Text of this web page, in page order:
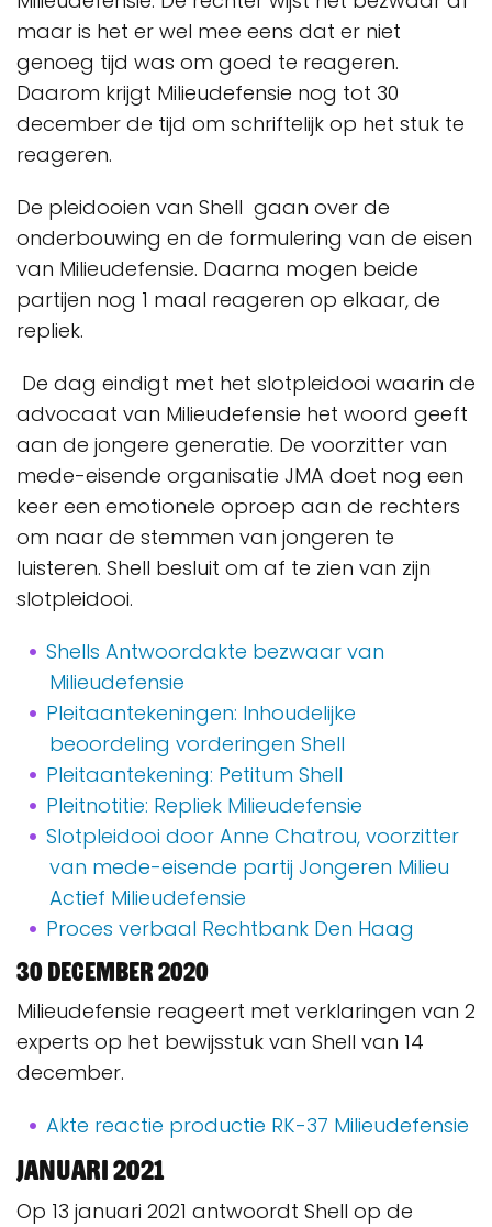
maar is het er wel mee eens dat er niet
genoeg tijd was om goed te reageren.
Daarom krijgt Milieudefensie nog tot 30
december de tijd om schriftelijk op het stuk te
reageren.
De pleidooien van Shell gaan over de
onderbouwing en de formulering van de eisen
van Milieudefensie. Daarna mogen beide
partijen nog 1 maal reageren op elkaar, de
repliek.
De dag eindigt met het slotpleidooi waarin de
advocaat van Milieudefensie het woord geeft
aan de jongere generatie. De voorzitter van
mede-eisende organisatie JMA doet nog een
keer een emotionele oproep aan de rechters
om naar de stemmen van jongeren te
luisteren. Shell besluit om af te zien van zijn
slotpleidooi.
Shells Antwoordakte bezwaar van
Milieudefensie
Pleitaantekeningen: Inhoudelijke
beoordeling vorderingen Shell
Pleitaantekening: Petitum Shell
Pleitnotitie: Repliek Milieudefensie
Slotpleidooi door Anne Chatrou, voorzitter
van mede-eisende partij Jongeren Milieu
Actief Milieudefensie
Proces verbaal Rechtbank Den Haag
30 december 2020
Milieudefensie reageert met verklaringen van 2
experts op het bewijsstuk van Shell van 14
december.
Akte reactie productie RK-37 Milieudefensie
Januari 2021
Op 13 januari 2021 antwoordt Shell op de